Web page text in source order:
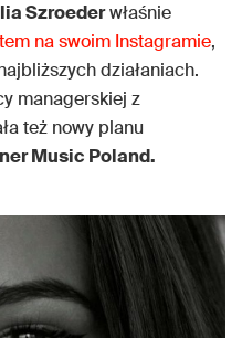
Szroederwłaśnie
na swoim Instagramie,
działaniach.
managerskiej z
też nowy planu
Music Poland.